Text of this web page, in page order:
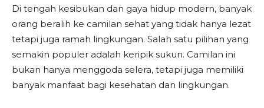
Di tengah kesibukan dan gaya hidup modern, banyak
orang beralih ke camilan sehat yang tidak hanya lezat
tetapi juga ramah lingkungan. Salah satu pilihan yang
semakin populer adalah keripik sukun. Camilan ini
bukan hanya menggoda selera, tetapi juga memiliki
banyak manfaat bagi kesehatan dan lingkungan.